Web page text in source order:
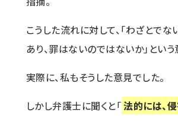
こうした流れに対して、「わざとで
あり、罪はないのではないか」とい
実際に、私もそうした意見でした。
しかし弁護士に聞くと「法的には、